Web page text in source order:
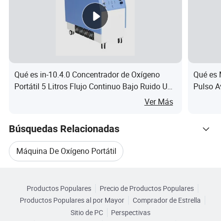
O2
a
Potencia
mm(L*W*H)
ZOY-
2,0
93±3
4
1470×850×18
00
05
5,0
%
8,4
ZOY-
6,5
6,5
93±3
%
12,5
10,0
%
16,5
250
93±3
Qué es in-10.4.0 Concentrador de Oxígeno
Portátil 5 Litros Flujo Continuo Bajo Ruido Uso
Ver Más
Qué es
Pulso
Búsquedas Relacionadas
Máquina De Oxígeno Portátil
Oxígeno Domiciliario Oxígeno Hospitalario
Productos Populares
Precio de Productos Populares
Productos Populares al por Mayor
Comprador de Estrella
Sitio de PC
Perspectivas